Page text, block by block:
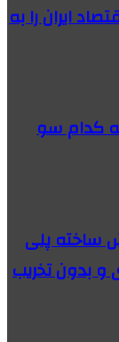
ایران را به
به کدام سو
ساخته پلی
و بدون تخریب